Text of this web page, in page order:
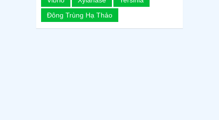
Đông Trùng Hạ Thảo